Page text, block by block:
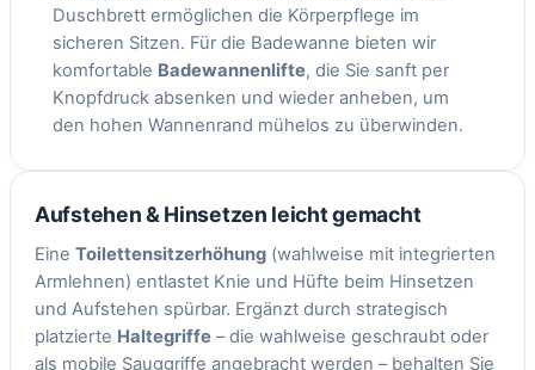
Duschbrett ermöglichen die Körperpflege im
sicheren Sitzen. Für die Badewanne bieten wir
komfortable Badewannenlifte, die Sie sanft per
Knopfdruck absenken und wieder anheben, um
den hohen Wannenrand mühelos zu überwinden.
Aufstehen & Hinsetzen leicht gemacht
Eine Toilettensitzerhöhung (wahlweise mit integrierten
Armlehnen) entlastet Knie und Hüfte beim Hinsetzen
und Aufstehen spürbar. Ergänzt durch strategisch
platzierte Haltegriffe – die wahlweise geschraubt oder
als mobile Sauggriffe angebracht werden – behalten Sie